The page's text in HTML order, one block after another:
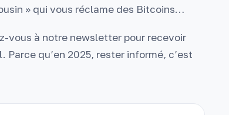
» qui vous réclame des Bitcoins…
vous à notre newsletter pour recevoir
qu’en 2025, rester informé, c’est